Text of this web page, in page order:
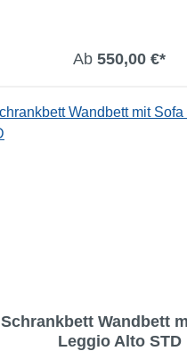
Ab 550,00 €*
Schrankbett Wandbett
Leggio Alto STD